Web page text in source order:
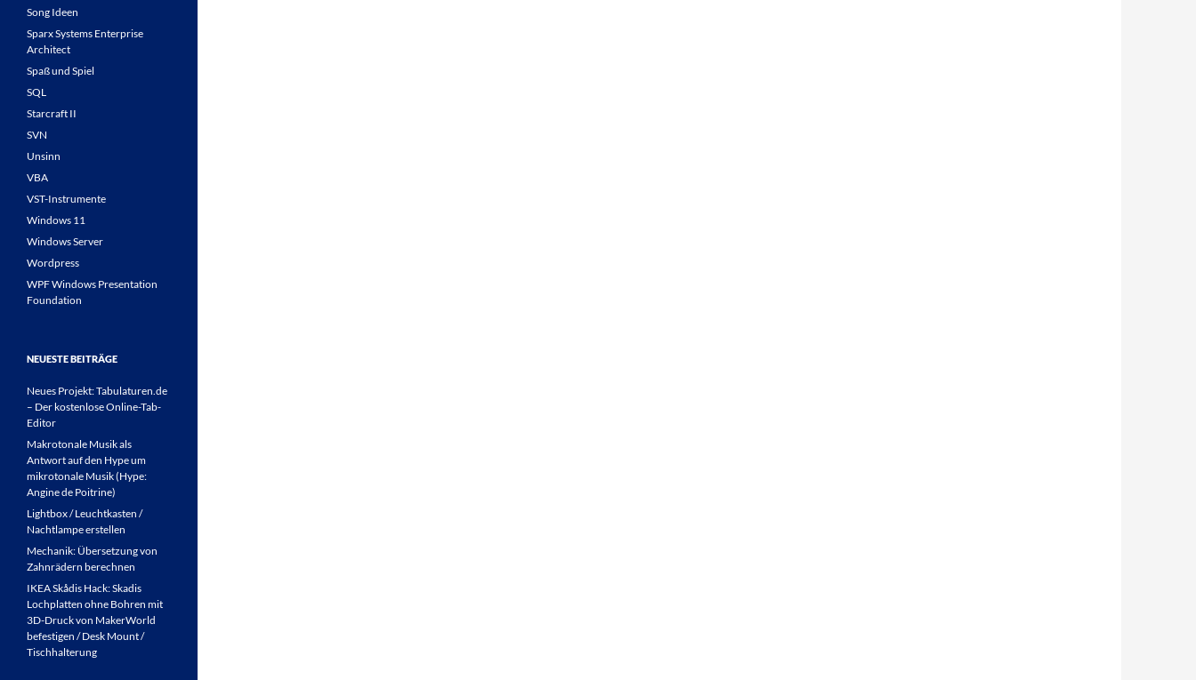
Song Ideen
Sparx Systems Enterprise
Architect
Spaß und Spiel
SQL
Starcraft II
SVN
Unsinn
VBA
VST-Instrumente
Windows 11
Windows Server
Wordpress
WPF Windows Presentation
Foundation
NEUESTE BEITRÄGE
Neues Projekt: Tabulaturen.de
– Der kostenlose Online-Tab-
Editor
Makrotonale Musik als
Antwort auf den Hype um
mikrotonale Musik (Hype:
Angine de Poitrine)
Lightbox / Leuchtkasten /
Nachtlampe erstellen
Mechanik: Übersetzung von
Zahnrädern berechnen
IKEA Skådis Hack: Skadis
Lochplatten ohne Bohren mit
3D-Druck von MakerWorld
befestigen / Desk Mount /
Tischhalterung